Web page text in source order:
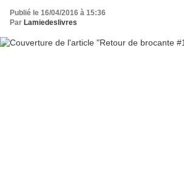
Publié le 16/04/2016 à 15:36
Par Lamiedeslivres